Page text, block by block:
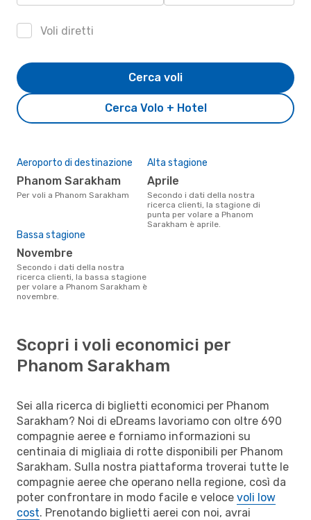
Voli diretti
Cerca Volo + Hotel
Cerca voli
Aeroporto di destinazione
Phanom Sarakham
Per voli a Phanom Sarakham
Alta stagione
aprile
Secondo i dati della nostra
ricerca clienti, la stagione di
punta per volare a Phanom
Sarakham è aprile.
Bassa stagione
novembre
Secondo i dati della nostra
ricerca clienti, la bassa stagione
per volare a Phanom Sarakham è
novembre.
Scopri i voli economici per
Phanom Sarakham
Sei alla ricerca di biglietti economici per Phanom
Sarakham? Noi di eDreams lavoriamo con oltre 690
compagnie aeree e forniamo informazioni su
centinaia di migliaia di rotte disponibili per Phanom
Sarakham. Sulla nostra piattaforma troverai tutte le
compagnie aeree che operano nella regione, così da
poter confrontare in modo facile e veloce voli low
cost. Prenotando biglietti aerei con noi, avrai